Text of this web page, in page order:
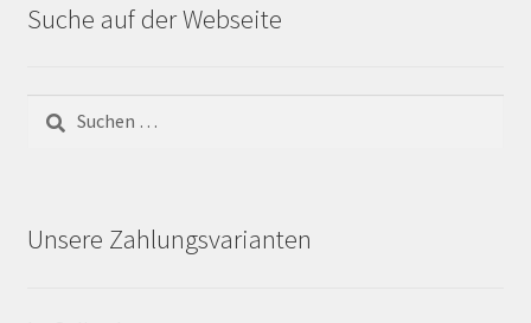
Suche auf der Webseite
nach:
Unsere Zahlungsvarianten